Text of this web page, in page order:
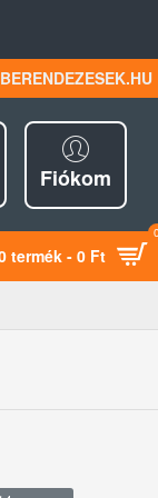
Fiókom
termék - 0 Ft